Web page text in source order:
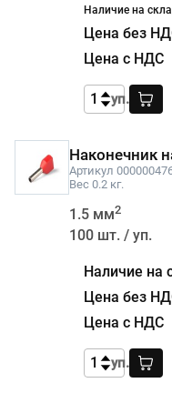
уп.
Наконечник
Артикул
Вес 0.2 кг.
1.5 мм2
100 шт. / уп.
уп.